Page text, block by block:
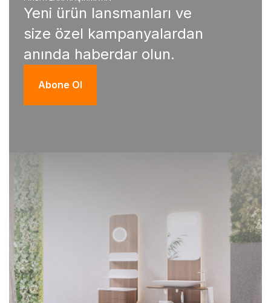
Yeni ürün lansmanları ve
size özel kampanyalardan
anında haberdar olun.
Abone Ol